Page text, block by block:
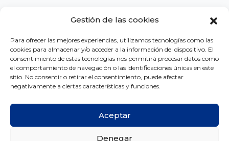
Gestión de las cookies
Para ofrecer las mejores experiencias, utilizamos tecnologías como las
cookies para almacenar y/o acceder a la información del dispositivo. El
consentimiento de estas tecnologías nos permitirá procesar datos como
el comportamiento de navegación o las identificaciones únicas en este
sitio. No consentir o retirar el consentimiento, puede afectar
negativamente a ciertas características y funciones.
Aceptar
Denegar
LA CLÍNICA CONCURSOS BLOG CONTACTO
Copyright © Ortodoncia MG 2026 -